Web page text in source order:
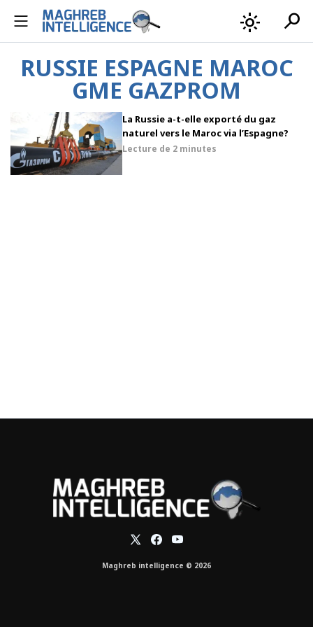
light_mode search
RUSSIE ESPAGNE MAROC
GME GAZPROM
La Russie a-t-elle exporté du gaz
naturel vers le Maroc via l’Espagne?
Lecture de 2 minutes
Maghreb intelligence © 2026